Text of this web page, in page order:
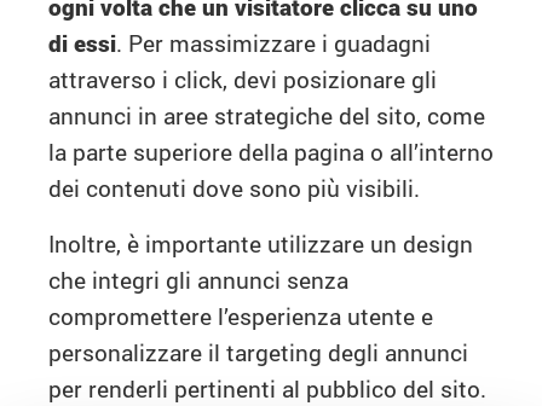
ogni volta che un visitatore clicca su uno
di essi. Per massimizzare i guadagni
attraverso i click, devi posizionare gli
annunci in aree strategiche del sito, come
la parte superiore della pagina o all’interno
dei contenuti dove sono più visibili.
Inoltre, è importante utilizzare un design
che integri gli annunci senza
compromettere l’esperienza utente e
personalizzare il targeting degli annunci
per renderli pertinenti al pubblico del sito.